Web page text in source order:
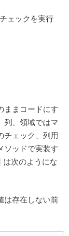
ェックを実行
ままコードにす
列、領域ではマ
チェック、列用
ソッドで実装す
は次のようにな
は存在しない前